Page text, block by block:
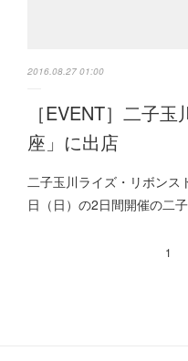
2016.08.27 01:00
［EVENT］二子
座」に出店
二子玉川ライズ・リボン
日（日）の2日間開催の二
1